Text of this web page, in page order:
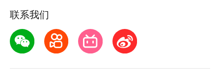
联系我们